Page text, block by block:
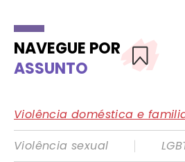
NAVEGUE POR
ASSUNTO
Violência doméstica e
Violência sexual
|